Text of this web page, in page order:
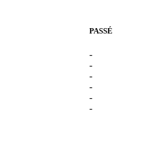
PASSÉ
-
-
-
-
-
-